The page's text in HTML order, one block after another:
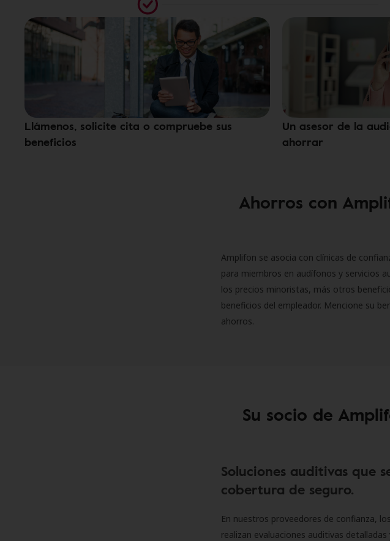
Llámenos, solicite cita o compruebe sus
beneficios
Un asesor de la
ahorrar
Ahorros con
Amplifon se asocia con clínicas de
para miembros en audífonos y servicios
los precios minoristas, más otros
beneficios del empleador. Mencione su
ahorros.
Su socio de
Soluciones auditivas que
cobertura de seguro.
En nuestros proveedores de confianza,
realizan evaluaciones auditivas